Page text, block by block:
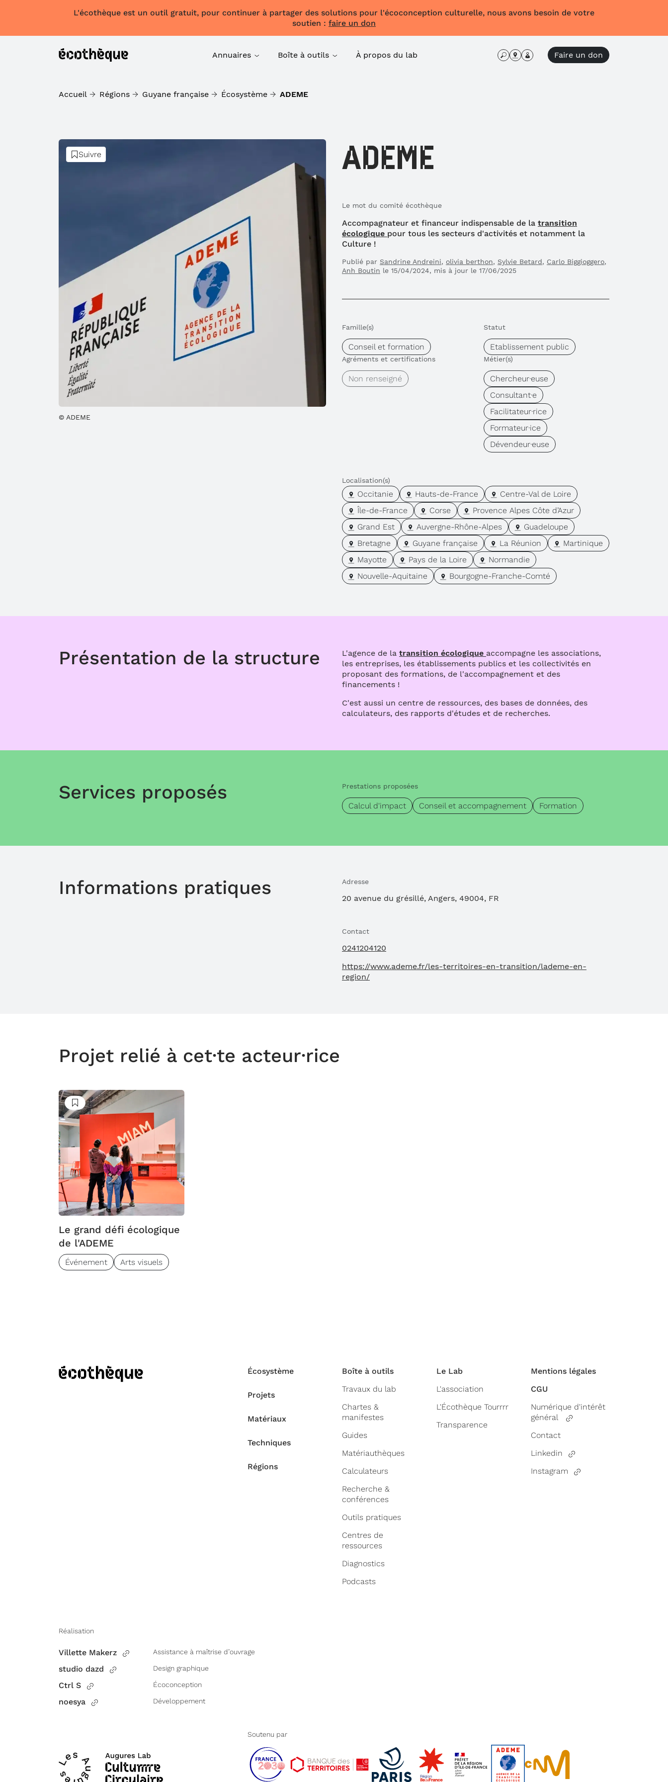
L'écothèque est un outil gratuit, pour continuer à partager des solutions pour l'écoconception culturelle, nous avons besoin de votre
soutien : faire un don
Annuaires Boîte à outils À propos du lab Faire un don
Accueil Régions Guyane française Écosystème ADEME
Suivre
ADEME
ADEME
Le mot du comité écothèque
Accompagnateur et financeur indispensable de la transition
écologique pour tous les secteurs d'activités et notamment la
Culture !
Publié par Sandrine Andreini, olivia berthon, Sylvie Betard, Carlo Biggioggero,
Anh Boutin le 15/04/2024, mis à jour le 17/06/2025
Famille(s)
Conseil et formation
Statut
Etablissement public
Agréments et certifications
Non renseigné
Métier(s)
Chercheur·euse
Consultant·e
Facilitateur·rice
Formateur·ice
Dévendeur·euse
Localisation(s)
Occitanie Hauts-de-France
Centre-Val de Loire
Île-de-France
Corse
Provence Alpes Côte d’Azur
Grand Est
Auvergne-Rhône-Alpes
Guadeloupe
Bretagne
Guyane française La Réunion
Martinique
Mayotte
Pays de la Loire
Normandie
Nouvelle-Aquitaine
Bourgogne-Franche-Comté
Présentation de la structure L'agence de la transition écologique accompagne les associations,
les entreprises, les établissements publics et les collectivités en
proposant des formations, de l'accompagnement et des
financements !
C'est aussi un centre de ressources, des bases de données, des
calculateurs, des rapports d'études et de recherches.
Services proposés Prestations proposées
Calcul d'impact Conseil et accompagnement Formation
Informations pratiques Adresse
20 avenue du grésillé, Angers, 49004, FR
Contact
0241204120
https://www.ademe.fr/les-territoires-en-transition/lademe-en-
region/
Projet relié à cet·te acteur·rice
Suivre
Le grand défi écologique
de l'ADEME
Événement Arts visuels
Écosystème
Projets
Matériaux
Techniques
Régions
Boîte à outils
Travaux du lab
Chartes &
manifestes
Guides
Matériauthèques
Calculateurs
Recherche &
conférences
Outils pratiques
Centres de
ressources
Diagnostics
Podcasts
Le Lab
L'association
L'Écothèque Tourrrr
Transparence
Mentions légales
CGU
Numérique d'intérêt
général
Contact
Linkedin
Instagram
Réalisation
Villette Makerz Assistance à maîtrise d’ouvrage
studio dazd Design graphique
Ctrl S Écoconception
noesya Développement
Soutenu par